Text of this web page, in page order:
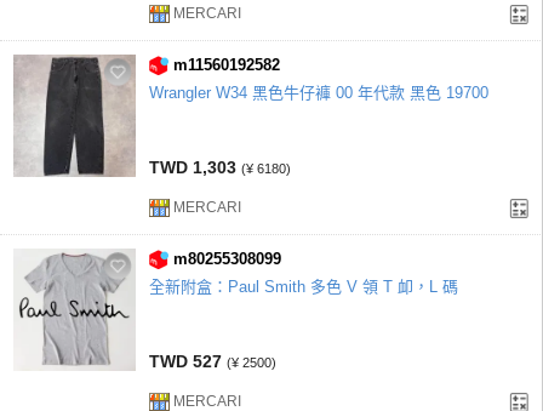
MERCARI
m11560192582
Wrangler W34 黑色牛仔褲 00 年代款 黑色 19700
TWD 1,303 (¥ 6180)
MERCARI
m80255308099
全新附盒：Paul Smith 多色 V 領 T 卹，L 碼
TWD 527 (¥ 2500)
MERCARI